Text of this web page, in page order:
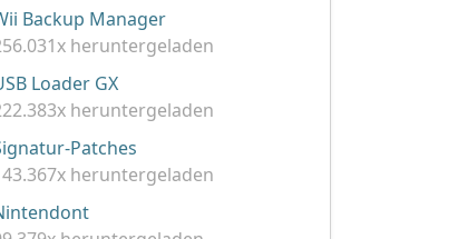
Backup Manager
heruntergeladen
Loader GX
heruntergeladen
Patches
heruntergeladen